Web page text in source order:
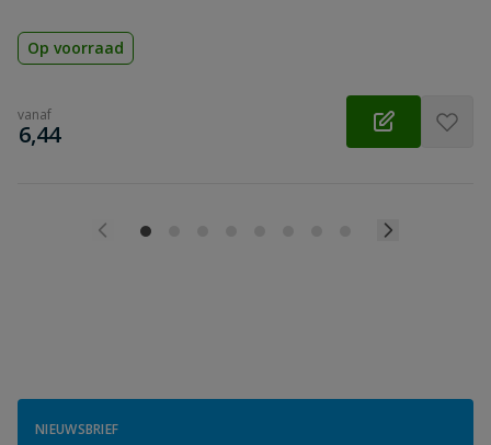
Op voorraad
vanaf
€
6,44
NIEUWSBRIEF